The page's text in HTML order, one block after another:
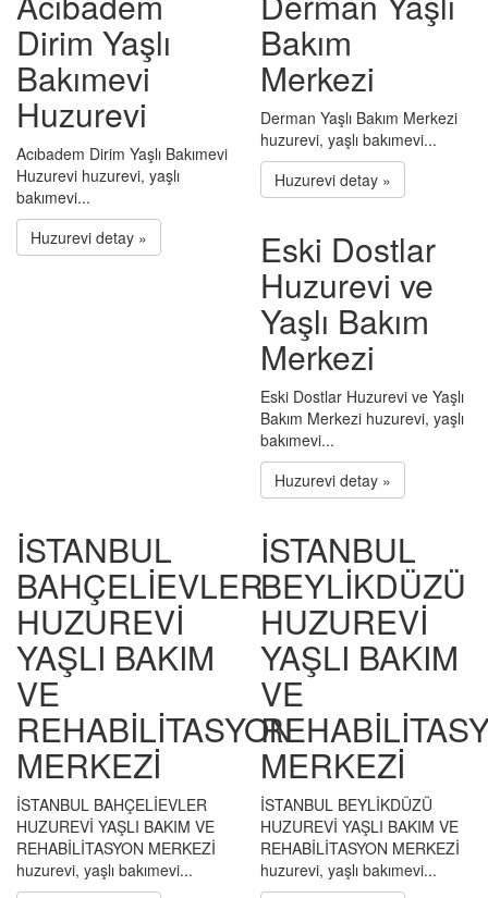
Dirim Yaşlı
Bakımevi
Huzurevi
Acıbadem Dirim Yaşlı Bakımevi
Huzurevi huzurevi, yaşlı
bakımevi...
Huzurevi detay »
Bakım
Merkezi
Derman Yaşlı Bakım Merkezi
huzurevi, yaşlı bakımevi...
Huzurevi detay »
Eski Dostlar
Huzurevi ve
Yaşlı Bakım
Merkezi
Eski Dostlar Huzurevi ve Yaşlı
Bakım Merkezi huzurevi, yaşlı
bakımevi...
Huzurevi detay »
İSTANBUL
BAHÇELİEVLER
HUZUREVİ
YAŞLI BAKIM
VE
REHABİLİTASYON
MERKEZİ
İSTANBUL BAHÇELİEVLER
HUZUREVİ YAŞLI BAKIM VE
REHABİLİTASYON MERKEZİ
huzurevi, yaşlı bakımevi...
İSTANBUL
BEYLİKDÜZÜ
HUZUREVİ
YAŞLI BAKIM
VE
MERKEZİ
İSTANBUL BEYLİKDÜZÜ
HUZUREVİ YAŞLI BAKIM VE
REHABİLİTASYON MERKEZİ
huzurevi, yaşlı bakımevi...